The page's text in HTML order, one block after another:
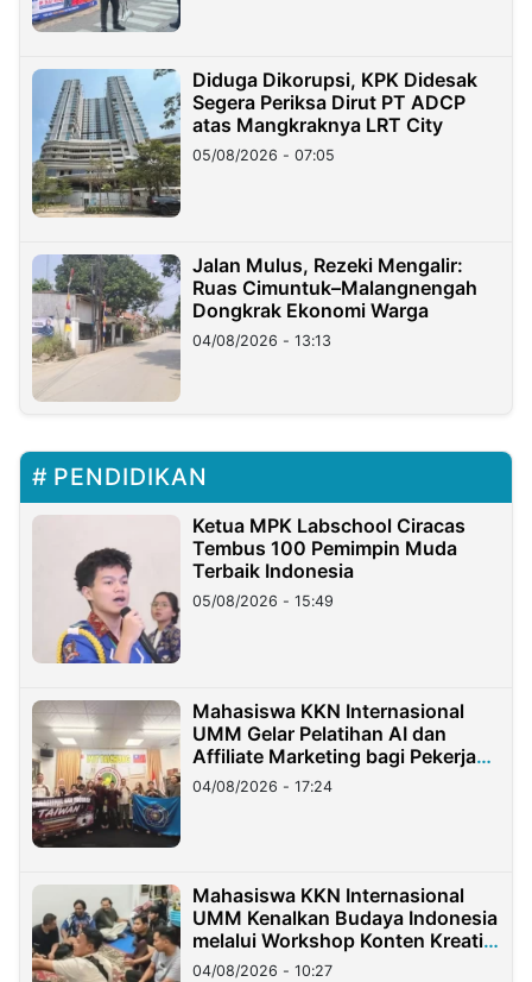
Diduga Dikorupsi, KPK Didesak
Segera Periksa Dirut PT ADCP
atas Mangkraknya LRT City
05/08/2026 - 07:05
Jalan Mulus, Rezeki Mengalir:
Ruas Cimuntuk–Malangnengah
Dongkrak Ekonomi Warga
04/08/2026 - 13:13
PENDIDIKAN
Ketua MPK Labschool Ciracas
Tembus 100 Pemimpin Muda
Terbaik Indonesia
05/08/2026 - 15:49
Mahasiswa KKN Internasional
UMM Gelar Pelatihan AI dan
Affiliate Marketing bagi Pekerja
Migran Indonesia di Taiwan
04/08/2026 - 17:24
Mahasiswa KKN Internasional
UMM Kenalkan Budaya Indonesia
melalui Workshop Konten Kreatif
di Taiwan
04/08/2026 - 10:27